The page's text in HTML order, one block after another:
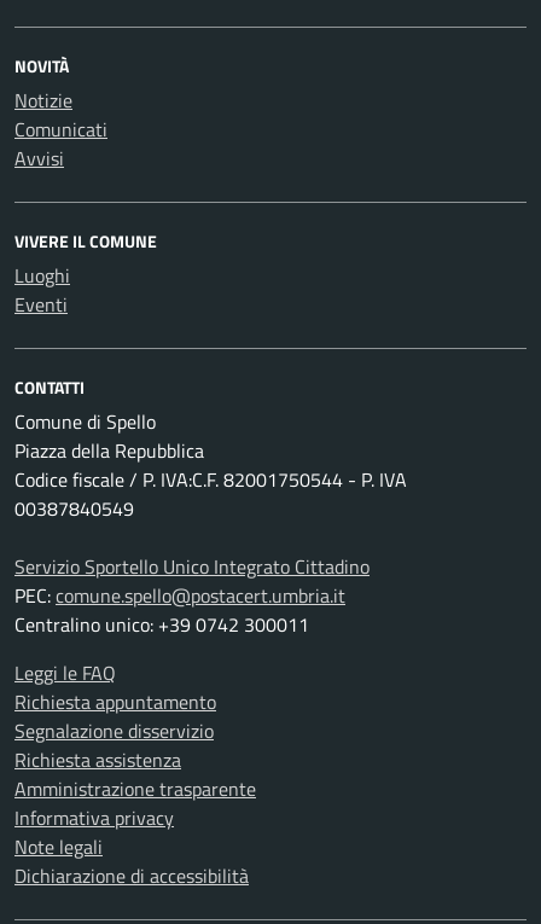
NOVITÀ
Notizie
Comunicati
Avvisi
VIVERE IL COMUNE
Luoghi
Eventi
CONTATTI
Comune di Spello
Piazza della Repubblica
Codice fiscale / P. IVA:C.F. 82001750544 - P. IVA
00387840549
Servizio Sportello Unico Integrato Cittadino
PEC:comune.spello@postacert.umbria.it
Centralino unico: +39 0742 300011
Leggi le FAQ
Richiesta appuntamento
Segnalazione disservizio
Richiesta assistenza
Amministrazione trasparente
Informativa privacy
Note legali
Dichiarazione di accessibilità